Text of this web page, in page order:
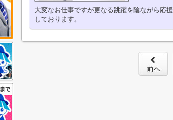
大変なお仕事ですが更なる跳躍を陰ながら応援
しております。